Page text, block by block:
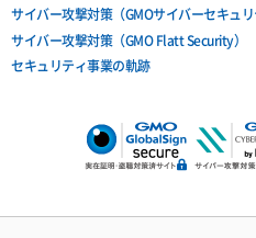
サイバー攻撃対策（GMOサイバーセキュリ
サイバー攻撃対策（GMO Flatt Security）
セキュリティ事業の軌跡